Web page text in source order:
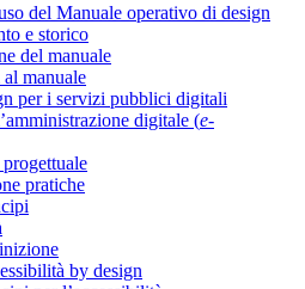
del Manuale operativo di design
e storico
del manuale
manuale
per i servizi pubblici digitali
digitale (e-
pratiche
by design